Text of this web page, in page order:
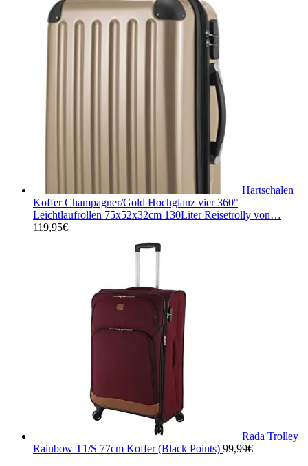
Hartschalen
Koffer Champagner/Gold Hochglanz vier 360°
Leichtlaufrollen 75x52x32cm 130Liter Reisetrolly von…
119,95€
Rada Trolley
Rainbow T1/S 77cm Koffer (Black Points) 99,99€